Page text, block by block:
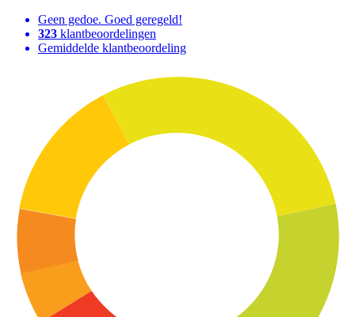
Geen gedoe. Goed geregeld!
323 klantbeoordelingen
Gemiddelde klantbeoordeling